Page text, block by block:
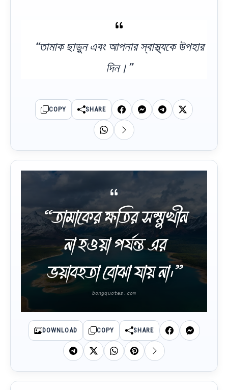
“তামাক ছাড়ুন এবং আপনার স্বাস্থ্যকে উপহার
দিন।”
COPY SHARE
“তামাকের ক্ষতির সম্মুখীন
না হওয়া পর্যন্ত এর
ভয়াবহতা বোঝা যায় না।”
DOWNLOAD COPY SHARE